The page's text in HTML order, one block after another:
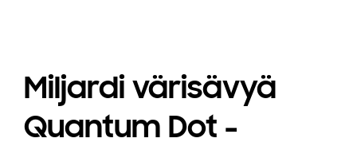
Miljardi värisävyä
Quantum Dot -